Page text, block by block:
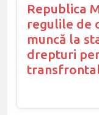
Republica
regulile de
muncă la
drepturi